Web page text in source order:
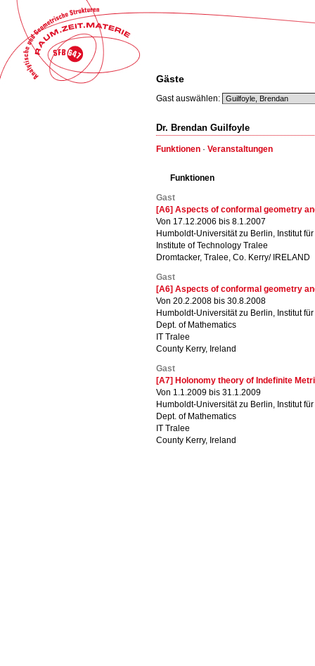
Gäste
Gast auswählen:
Dr. Brendan Guilfoyle
Funktionen · Veranstaltungen
Funktionen
Gast
[A6] Aspects of conformal geometry
Von 17.12.2006 bis 8.1.2007
Humboldt-Universität zu Berlin, Institut
Institute of Technology Tralee
Dromtacker, Tralee, Co. Kerry/ IRELAND
Gast
[A6] Aspects of conformal geometry
Von 20.2.2008 bis 30.8.2008
Humboldt-Universität zu Berlin, Institut
Dept. of Mathematics
IT Tralee
County Kerry, Ireland
Gast
[A7] Holonomy theory of Indefinite
Von 1.1.2009 bis 31.1.2009
Humboldt-Universität zu Berlin, Institut
Dept. of Mathematics
IT Tralee
County Kerry, Ireland